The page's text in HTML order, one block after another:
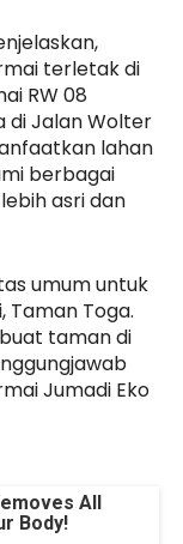
terletak di
RW 08
di Jalan Wolter
lahan
berbagai
asri dan
umum untuk
Toga.
taman di
Jumadi Eko
All
Body!